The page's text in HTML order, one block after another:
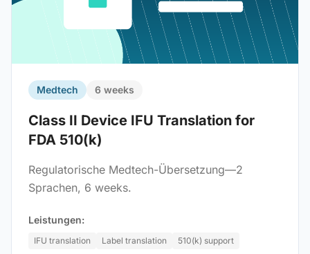
Medtech 6 weeks
Class II Device IFU Translation for
FDA 510(k)
Regulatorische Medtech-Übersetzung—2
Sprachen, 6 weeks.
Leistungen:
IFU translation Label translation 510(k) support